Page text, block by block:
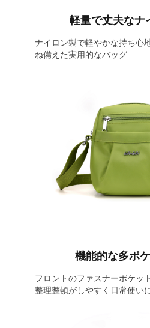
軽量で丈夫なナ
ナイロン製で軽やかな持ち心
ね備えた実用的なバッグ
機能的な多ポ
フロントのファスナーポケッ
整理整頓がしやすく日常使い